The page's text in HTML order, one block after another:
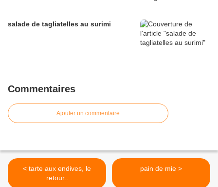
salade de tagliatelles au surimi
Commentaires
Ajouter un commentaire
< tarte aux endives, le
retour..
pain de mie >